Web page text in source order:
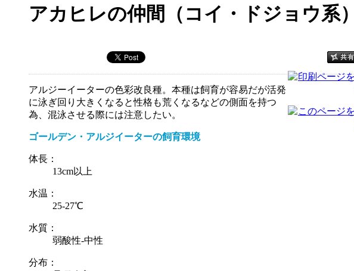
アカヒレの仲間（コイ・ドジョウ系
アルジーイーターの色彩改良種。本種は飼育が容易だが活発
に泳ぎ回り大きくなると性格も荒くなるなどの側面を持つ
為、混泳させる際には注意したい。
ゴールデン・アルジイーターの飼育環境
体長：
13cm以上
水温：
25-27℃
水質：
弱酸性-中性
分布：